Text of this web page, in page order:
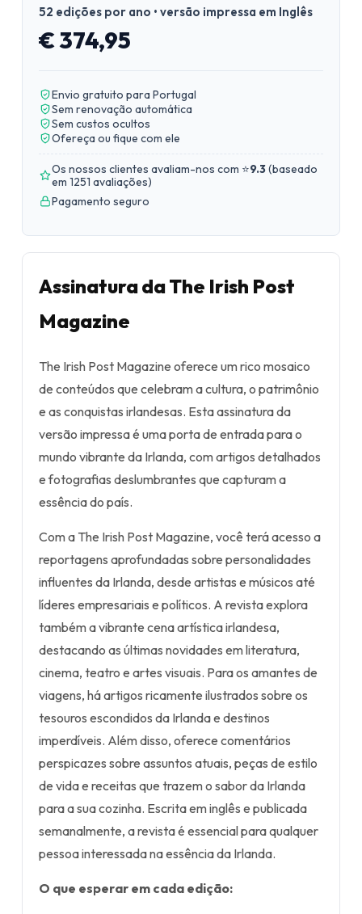
52 edições por ano • versão impressa em Inglês
€ 374,95
Envio gratuito para Portugal
Sem renovação automática
Sem custos ocultos
Ofereça ou fique com ele
Os nossos clientes avaliam-nos com ⭐9.3(baseado
em 1251 avaliações)
Pagamento seguro
Assinatura da The Irish Post
Magazine
The Irish Post Magazine oferece um rico mosaico
de conteúdos que celebram a cultura, o patrimônio
e as conquistas irlandesas. Esta assinatura da
versão impressa é uma porta de entrada para o
mundo vibrante da Irlanda, com artigos detalhados
e fotografias deslumbrantes que capturam a
essência do país.
Com a The Irish Post Magazine, você terá acesso a
reportagens aprofundadas sobre personalidades
influentes da Irlanda, desde artistas e músicos até
líderes empresariais e políticos. A revista explora
também a vibrante cena artística irlandesa,
destacando as últimas novidades em literatura,
cinema, teatro e artes visuais. Para os amantes de
viagens, há artigos ricamente ilustrados sobre os
tesouros escondidos da Irlanda e destinos
imperdíveis. Além disso, oferece comentários
perspicazes sobre assuntos atuais, peças de estilo
de vida e receitas que trazem o sabor da Irlanda
para a sua cozinha. Escrita em inglês e publicada
semanalmente, a revista é essencial para qualquer
pessoa interessada na essência da Irlanda.
O que esperar em cada edição: